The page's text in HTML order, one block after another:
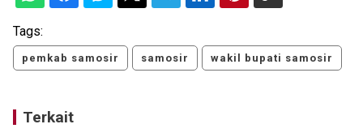
Tags:
pemkab samosir samosir wakil bupati samosir
Terkait